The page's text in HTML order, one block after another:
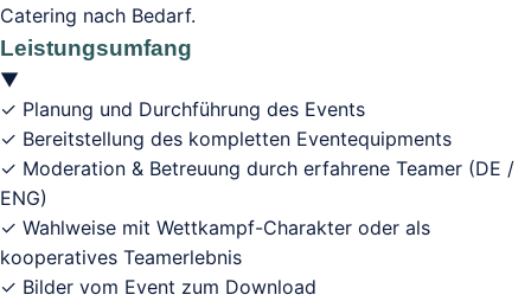
Catering nach Bedarf.
Leistungsumfang
▼
✓ Planung und Durchführung des Events
✓ Bereitstellung des kompletten Eventequipments
✓ Moderation & Betreuung durch erfahrene Teamer (DE /
ENG)
✓ Wahlweise mit Wettkampf-Charakter oder als
kooperatives Teamerlebnis
✓ Bilder vom Event zum Download